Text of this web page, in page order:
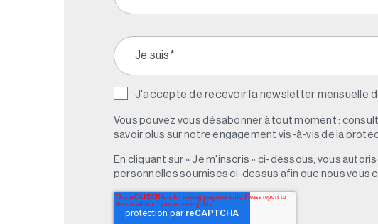
J'accepte de recevoir la newsletter mensuelle
Vous pouvez vous désabonner à tout moment :
savoir plus sur notre engagement vis-à-vis de la
En cliquant sur « Je m'inscris » ci-dessous, vous
personnelles soumises ci-dessus afin que nous vous